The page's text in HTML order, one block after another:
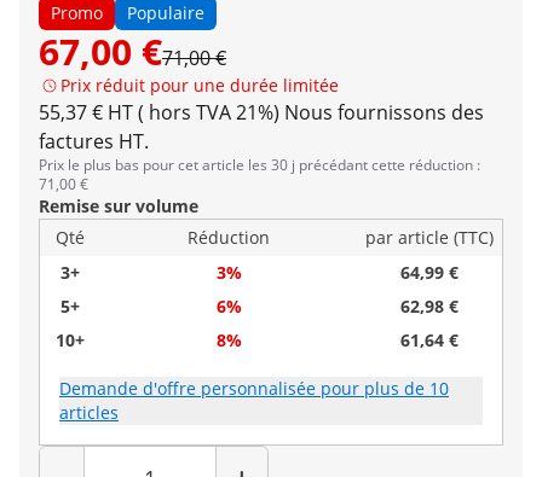
Promo Populaire
67,00 €71,00 €
Prix réduit pour une durée limitée
55,37 € HT ( hors TVA 21%) Nous fournissons des
factures HT.
Prix le plus bas pour cet article les 30 j précédant cette réduction :
71,00 €
Remise sur volume
Qté
Réduction
par article (TTC)
3+
3%
64,99 €
5+
6%
62,98 €
10+
8% 61,64 €
Demande d'offre personnalisée pour plus de 10
articles
Quantité